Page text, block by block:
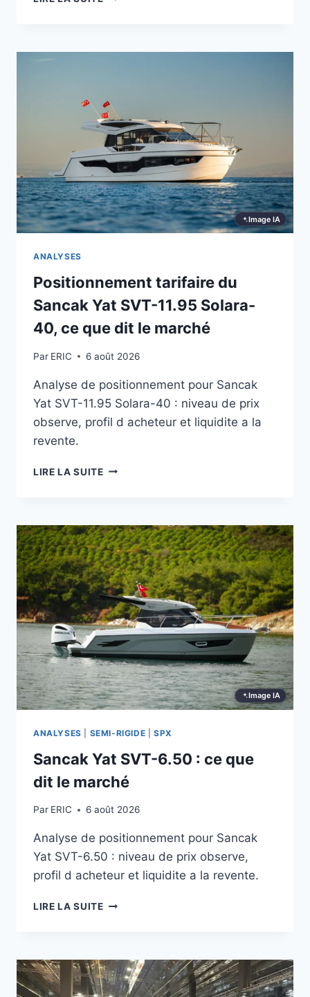
PHANTOM-
QUE
DIT
LE
MARCHÉ
Image IA
ANALYSES
Positionnement tarifaire du
Sancak Yat SVT-11.95 Solara-
40, ce que dit le marché
Par ERIC 6 août 2026
Analyse de positionnement pour Sancak
Yat SVT-11.95 Solara-40 : niveau de prix
observe, profil d acheteur et liquidite a la
revente.
LIRE LA SUITEPOSITIONNEMENT
YAT
SVT-
11.95
SOLARA-
40,
CE
QUE
DIT
LE
MARCHÉ
Image IA
ANALYSES SEMI-RIGIDE SPX
Sancak Yat SVT-6.50 : ce que
dit le marché
Par ERIC 6 août 2026
Analyse de positionnement pour Sancak
Yat SVT-6.50 : niveau de prix observe,
profil d acheteur et liquidite a la revente.
LIRE LA SUITESANCAK
:
CE
QUE